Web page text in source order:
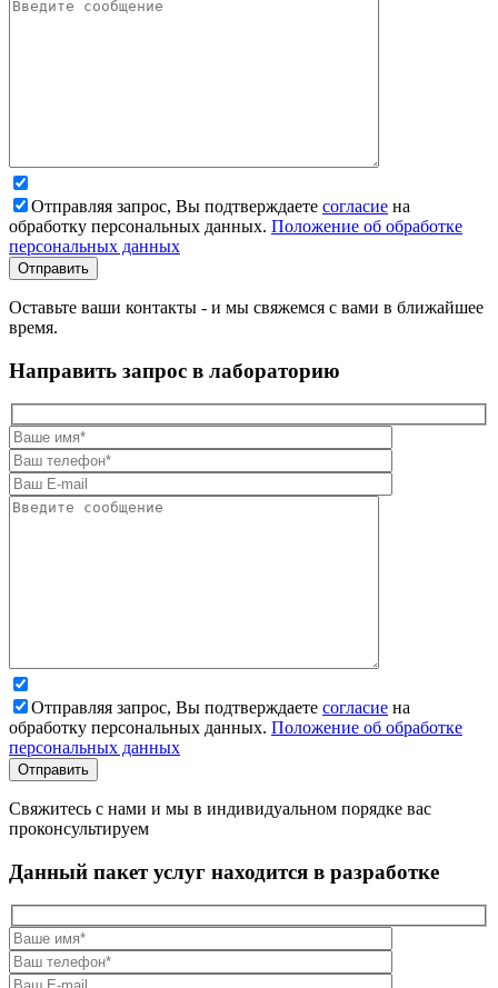
Отправляя запрос, Вы подтверждаете согласие на
обработку персональных данных. Положение об обработке
персональных данных
Оставьте ваши контакты - и мы свяжемся с вами в ближайшее
время.
Направить запрос в лабораторию
Отправляя запрос, Вы подтверждаете согласие на
обработку персональных данных. Положение об обработке
персональных данных
Свяжитесь с нами и мы в индивидуальном порядке вас
проконсультируем
Данный пакет услуг находится в разработке